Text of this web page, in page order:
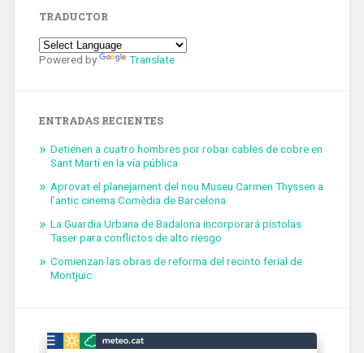
TRADUCTOR
Powered by Translate
ENTRADAS RECIENTES
Detienen a cuatro hombres por robar cables de cobre en
Sant Martí en la vía pública
Aprovat el planejament del nou Museu Carmen Thyssen a
l’antic cinema Comèdia de Barcelona
La Guardia Urbana de Badalona incorporará pistolas
Taser para conflictos de alto riesgo
Comienzan las obras de reforma del recinto ferial de
Montjuïc